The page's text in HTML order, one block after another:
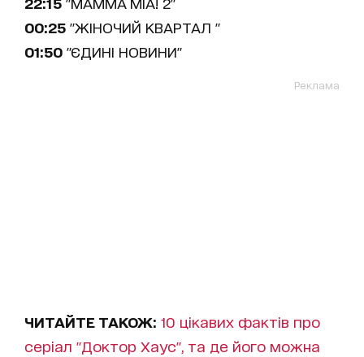
00:25 "ЖІНОЧИЙ КВАРТАЛ "
01:50 "ЄДИНІ НОВИНИ"
Реклама
ЧИТАЙТЕ ТАКОЖ: 10 цікавих фактів про
серіал "Доктор Хаус", та де його можна